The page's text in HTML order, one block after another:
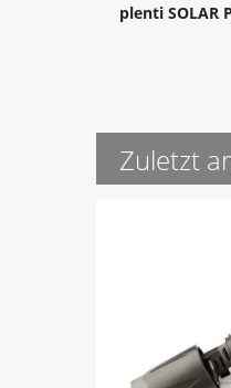
plenti SOLAR
Zuletzt